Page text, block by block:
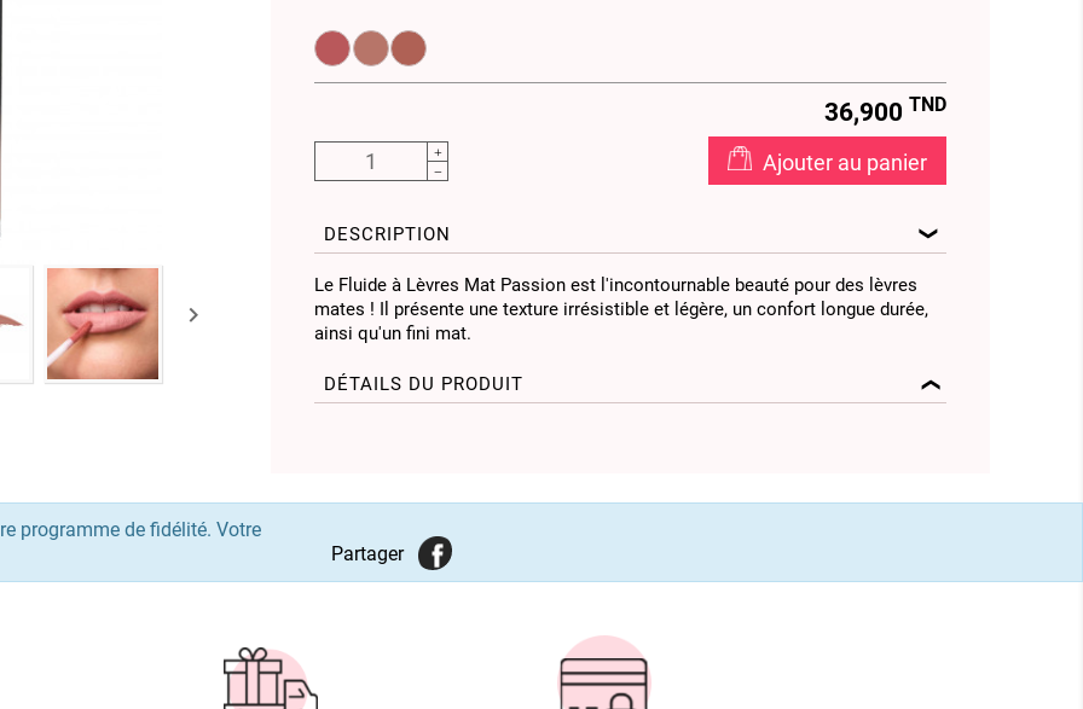

ART1882.25
ART1882.60
ART1882.65
36,900 TND
Ajouter au panier
DESCRIPTION
Le Fluide à Lèvres Mat Passion est l'incontournable beauté pour des lèvres
mates ! Il présente une texture irrésistible et légère, un confort longue durée,
ainsi qu'un fini mat.
DÉTAILS DU PRODUIT
Partager
programme de fidélité. Votre